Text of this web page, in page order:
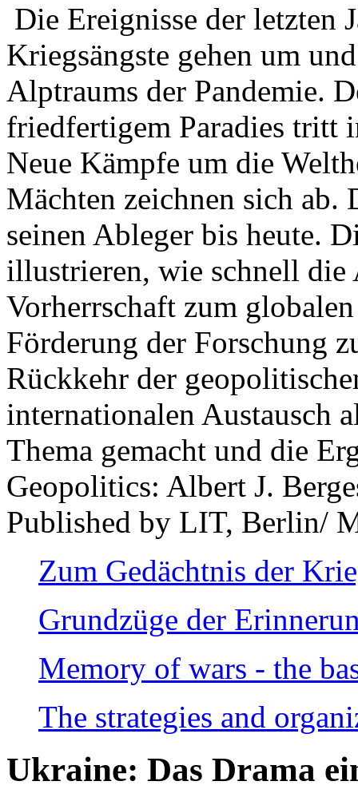
Die Ereignisse der letzten
Kriegsängste gehen um
Alptraums der Pandemie.
friedfertigem Paradies tritt
Neue Kämpfe um die
Mächten zeichnen sich
seinen Ableger bis heute.
illustrieren, wie schnell die
Vorherrschaft zum
Förderung der Forschung
Rückkehr der
internationalen Austausch
Thema gemacht und die
Geopolitics: Albert J.
Published by LIT, Berlin/
Zum Gedächtnis der
Grundzüge der
Memory of wars - the
The strategies and
Ukraine: Das Drama